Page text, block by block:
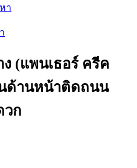
า
(แพนเธอร์ ครีค
ด้านหน้าติดถนน
วก